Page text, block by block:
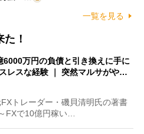
一覧を見る
！
6000万円の負債と引き換えに手に
レスな経験 ｜ 突然マルサがや…
トレーダー・磯貝清明氏の著書
FXで10億円稼い…